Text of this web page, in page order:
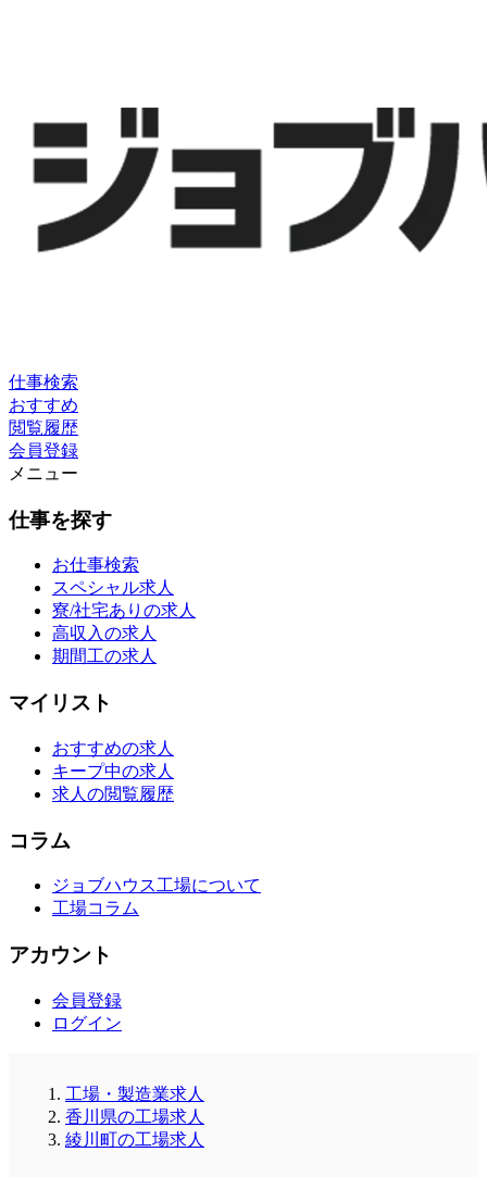
仕事検索
おすすめ
閲覧履歴
会員登録
メニュー
仕事を探す
お仕事検索
スペシャル求人
寮/社宅ありの求人
高収入の求人
期間工の求人
マイリスト
おすすめの求人
キープ中の求人
求人の閲覧履歴
コラム
ジョブハウス工場について
工場コラム
アカウント
会員登録
ログイン
工場・製造業求人
香川県の工場求人
綾川町の工場求人